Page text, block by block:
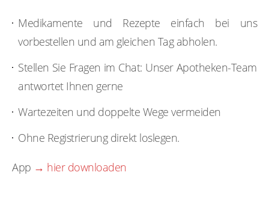
Medikamente und Rezepte einfach bei uns
vorbestellen und am gleichen Tag abholen.
Stellen Sie Fragen im Chat: Unser Apotheken-Team
antwortet Ihnen gerne
Wartezeiten und doppelte Wege vermeiden
Ohne Registrierung direkt loslegen.
App → hier downloaden